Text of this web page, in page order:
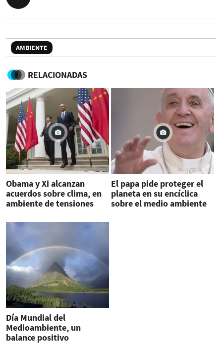
AMBIENTE
RELACIONADAS
Obama y Xi alcanzan
acuerdos sobre clima, en
ambiente de tensiones
El papa pide proteger el
planeta en su encíclica
sobre el medio ambiente
Día Mundial del
Medioambiente, un
balance positivo